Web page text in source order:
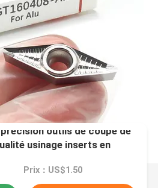
outils de coupe de
usinage inserts en
Prix：US$1.50